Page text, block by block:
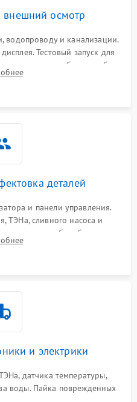
внешний осмотр
водопроводу и канализации.
Тестовый запуск для
протечек или сбоев в работе
управления.
деталей
и панели управления.
ТЭНа, сливного насоса и
подшипников барабана и
люка на разрывы.
и электрики
датчика температуры,
воды. Пайка поврежденных